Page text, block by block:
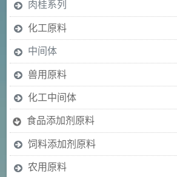
肉桂系列
化工原料
中间体
兽用原料
化工中间体
食品添加剂原料
饲料添加剂原料
农用原料